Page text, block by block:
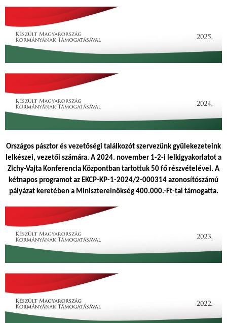
Országos pásztor és vezetőségi találkozót szervezünk gyülekezeteink
lelkészei, vezetői számára. A 2024. november 1-2-i lelkigyakorlatot a
Zichy-Vajta Konferencia Központban tartottuk 50 fő részvételével. A
kétnapos programot az EKCP-KP-1-2024/2-000314 azonosítószámú
pályázat keretében a Miniszterelnökség 400.000.-Ft-tal támogatta.